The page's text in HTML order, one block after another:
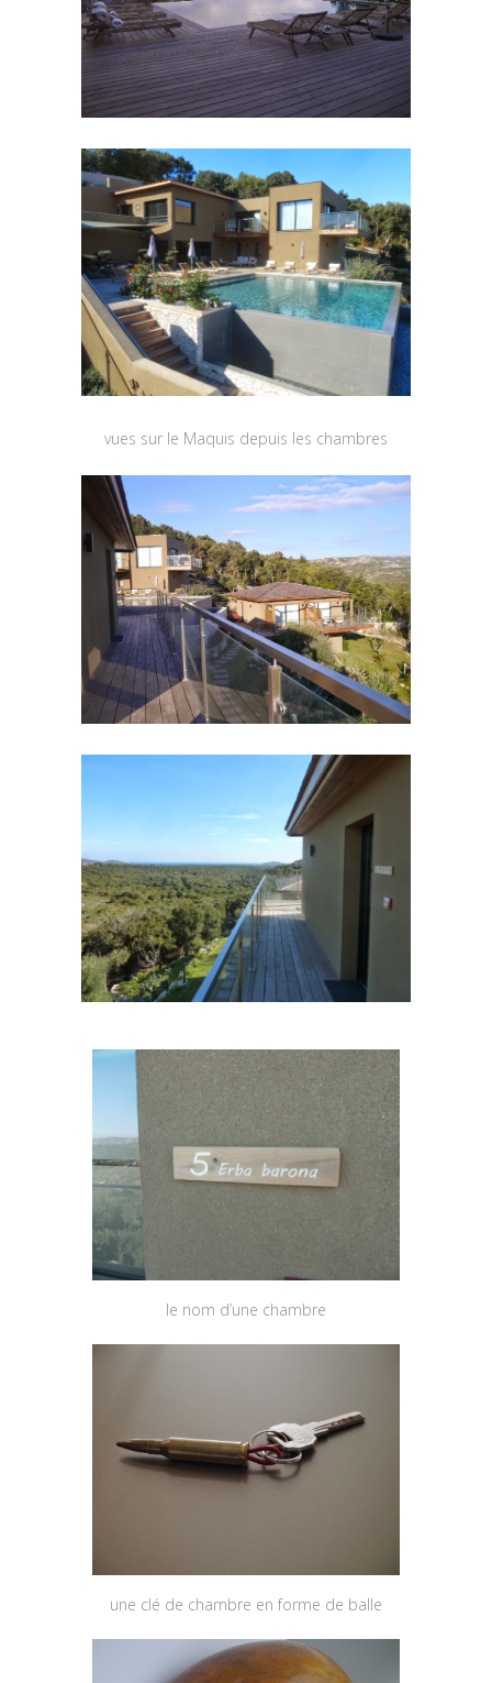
vues sur le Maquis depuis les chambres
le nom d’une chambre
une clé de chambre en forme de balle